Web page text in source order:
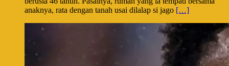
anaknya, rata dengan tanah usai dilalap si jago […]